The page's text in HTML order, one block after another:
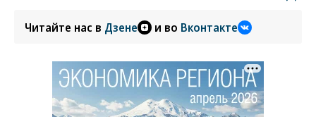
Читайте нас в Дзене и во Вконтакте